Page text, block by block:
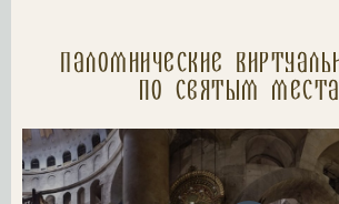
Паломнические
по святым